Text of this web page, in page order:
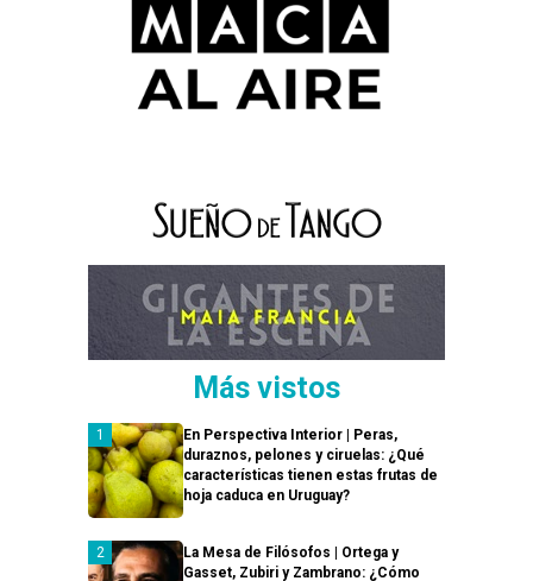
Más vistos
En Perspectiva Interior | Peras,
duraznos, pelones y ciruelas: ¿Qué
características tienen estas frutas de
hoja caduca en Uruguay?
La Mesa de Filósofos | Ortega y
Gasset, Zubiri y Zambrano: ¿Cómo